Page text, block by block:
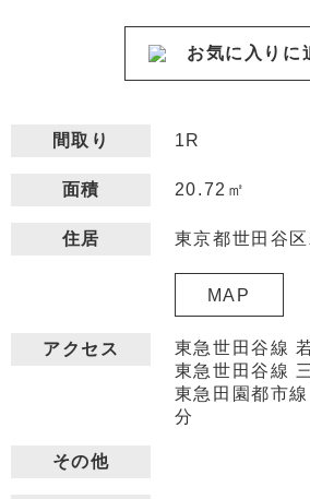
お気に入りに
間取り 1R
面積 20.72㎡
住居 東京都世田谷
MAP
アクセス
東急世田谷線
東急世田谷線
東急田園都市
分
その他